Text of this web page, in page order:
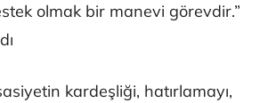
olmak bir manevi görevdir.”
kardeşliği, hatırlamayı,